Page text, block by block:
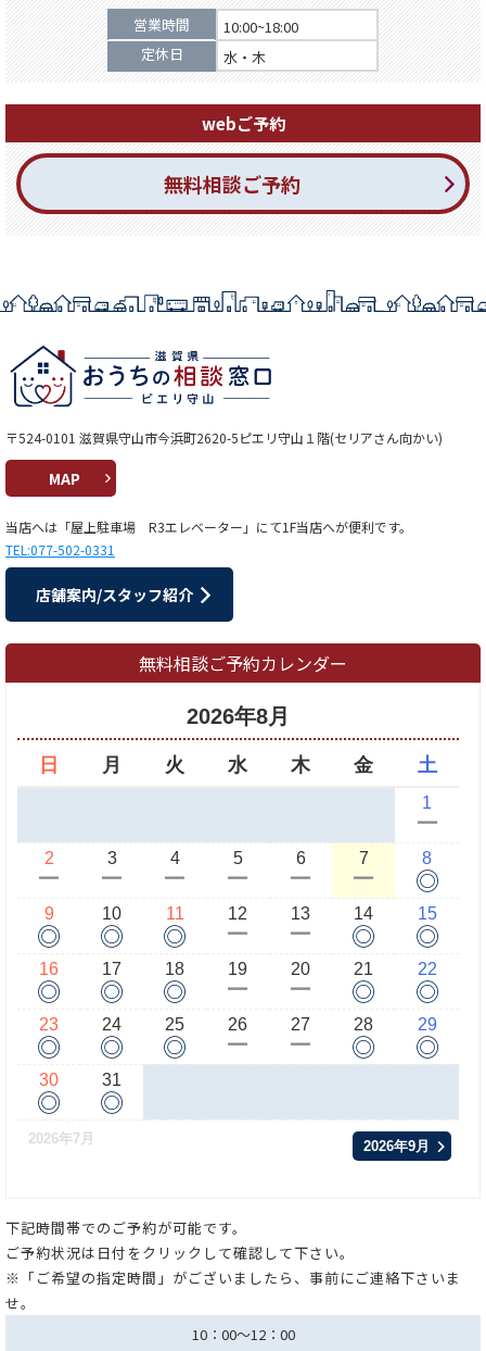
営業時間
10:00~18:00
定休日
水・木
webご予約
無料相談ご予約
〒524-0101 滋賀県守山市今浜町2620-5ピエリ守山１階(セリアさん向かい)
MAP
当店へは「屋上駐車場 R3エレベーター」にて1F当店へが便利です。
TEL:077-502-0331
店舗案内/スタッフ紹介
無料相談ご予約カレンダー
2026年8月
日 月 火 水 木 金 土
1
ー
2
ー
3
ー
4
ー
5
ー
6
ー
7
ー
8
◎
9
◎
10
◎
11
◎
12
ー
13
ー
14
◎
15
◎
16
◎
17
◎
18
◎
19
ー
20
ー
21
◎
22
◎
23
◎
24
◎
25
◎
26
ー
27
ー
28
◎
29
◎
30
◎
31
◎
2026年7月 2026年9月
下記時間帯でのご予約が可能です。
ご予約状況は日付をクリックして確認して下さい。
※「ご希望の指定時間」がございましたら、事前にご連絡下さいま
せ。
10：00～12：00